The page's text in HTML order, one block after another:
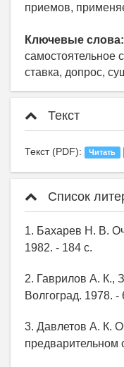
приемов,
Ключевые слова:
самостоятельное
ставка, допрос,
Текст
Текст (PDF): Читать
Список
1. Бахарев Н. В.
1982. - 184 c.
2. Гаврилов А. К.,
Волгоград. 1978. -
3. Давлетов А. К.
предварительном